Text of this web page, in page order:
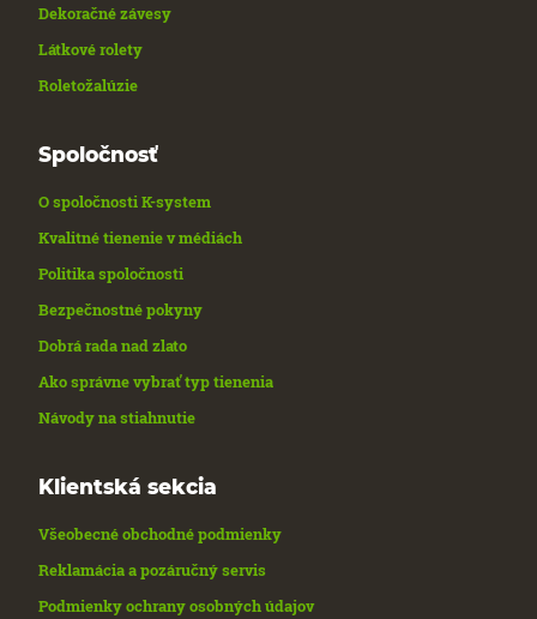
Dekoračné závesy
Látkové rolety
Roletožalúzie
Spoločnosť
O spoločnosti K-system
Kvalitné tienenie v médiách
Politika spoločnosti
Bezpečnostné pokyny
Dobrá rada nad zlato
Ako správne vybrať typ tienenia
Návody na stiahnutie
Klientská sekcia
Všeobecné obchodné podmienky
Reklamácia a pozáručný servis
Podmienky ochrany osobných údajov